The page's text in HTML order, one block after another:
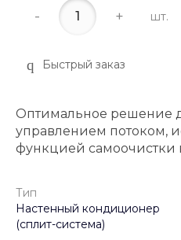
- + шт.
Быстрый заказ
Оптимальное решение
управлением потоком,
функцией самоочистки
Тип
Настенный кондиционер
(сплит-система)